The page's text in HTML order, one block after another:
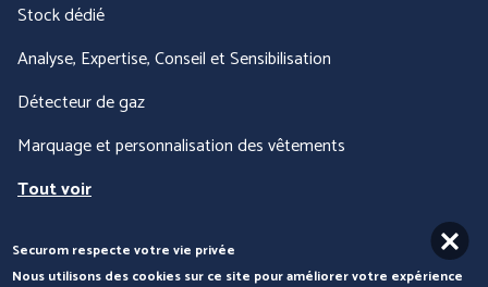
Stock dédié
Analyse, Expertise, Conseil et Sensibilisation
Détecteur de gaz
Marquage et personnalisation des vêtements
Tout voir
Nous contacter
Securom respecte votre vie privée
Nous utilisons des cookies sur ce site pour améliorer votre expérience